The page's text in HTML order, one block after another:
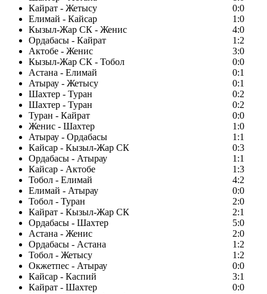
Кайрат - Жетысу
0:0
Елимай - Кайсар
1:0
Кызыл-Жар СК - Женис
4:0
Ордабасы - Кайрат
1:2
Актобе - Женис
3:0
Кызыл-Жар СК - Тобол
0:0
Астана - Елимай
0:1
Атырау - Жетысу
0:1
Шахтер - Туран
0:2
Шахтер - Туран
0:2
Туран - Кайрат
0:0
Женис - Шахтер
1:0
Атырау - Ордабасы
1:1
Кайсар - Кызыл-Жар СК
0:3
Ордабасы - Атырау
1:1
Кайсар - Актобе
1:3
Тобол - Елимай
4:2
Елимай - Атырау
0:0
Тобол - Туран
2:0
Кайрат - Кызыл-Жар СК
2:1
Ордабасы - Шахтер
5:0
Астана - Женис
2:0
Ордабасы - Астана
1:2
Тобол - Жетысу
1:2
Окжетпес - Атырау
0:0
Кайсар - Каспий
3:1
Кайрат - Шахтер
0:0